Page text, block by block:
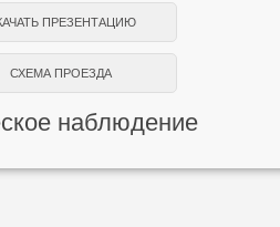
ПРЕЗЕНТАЦИЮ
СХЕМА ПРОЕЗДА
наблюдение